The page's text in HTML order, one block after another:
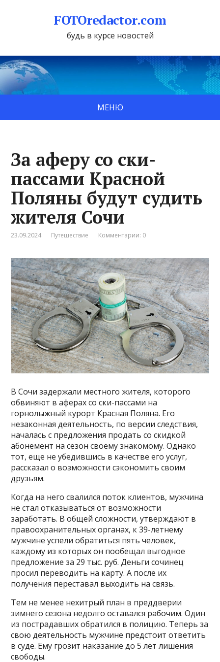
FOTOredactor.com
будь в курсе новостей
МЕНЮ
За аферу со ски-
пассами Красной
Поляны будут судить
жителя Сочи
23.09.2024 Путешествие Комментарии: 0
В Сочи задержали местного жителя, которого
обвиняют в аферах со ски-пассами на
горнолыжный курорт Красная Поляна. Его
незаконная деятельность, по версии следствия,
началась с предложения продать со скидкой
абонемент на сезон своему знакомому. Однако
тот, еще не убедившись в качестве его услуг,
рассказал о возможности сэкономить своим
друзьям.
Когда на него свалился поток клиентов, мужчина
не стал отказываться от возможности
заработать. В общей сложности, утверждают в
правоохранительных органах, к 39-летнему
мужчине успели обратиться пять человек,
каждому из которых он пообещал выгодное
предложение за 29 тыс. руб. Деньги сочинец
просил переводить на карту. А после их
получения переставал выходить на связь.
Тем не менее нехитрый план в преддверии
зимнего сезона недолго оставался рабочим. Один
из пострадавших обратился в полицию. Теперь за
свою деятельность мужчине предстоит ответить
в суде. Ему грозит наказание до 5 лет лишения
свободы.